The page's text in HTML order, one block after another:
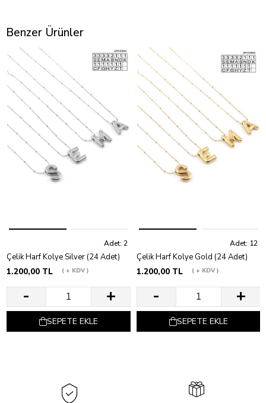
Benzer Ürünler
Adet: 2
Çelik Harf Kolye Silver (24 Adet)
1.200,00 TL
+ KDV
SEPETE EKLE
Adet: 12
Çelik Harf Kolye Gold (24 Adet)
1.200,00 TL
+ KDV
SEPETE EKLE